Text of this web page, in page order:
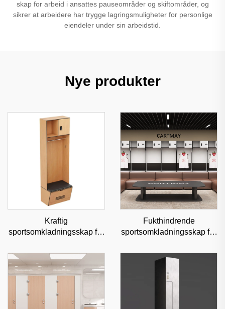
skap for arbeid i ansattes pauseområder og skiftområder, og
sikrer at arbeidere har trygge lagringsmuligheter for personlige
eiendeler under sin arbeidstid.
Nye produkter
Kraftig
sportsomkladningsskap for
idrettsklubber,
fukthindrende
ståloppbevaring
Fukthindrende
sportsomkladningsskap for
og treningssentre, slitesterk